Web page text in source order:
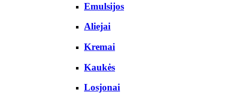
Emulsijos
Aliejai
Kremai
Kaukės
Losjonai